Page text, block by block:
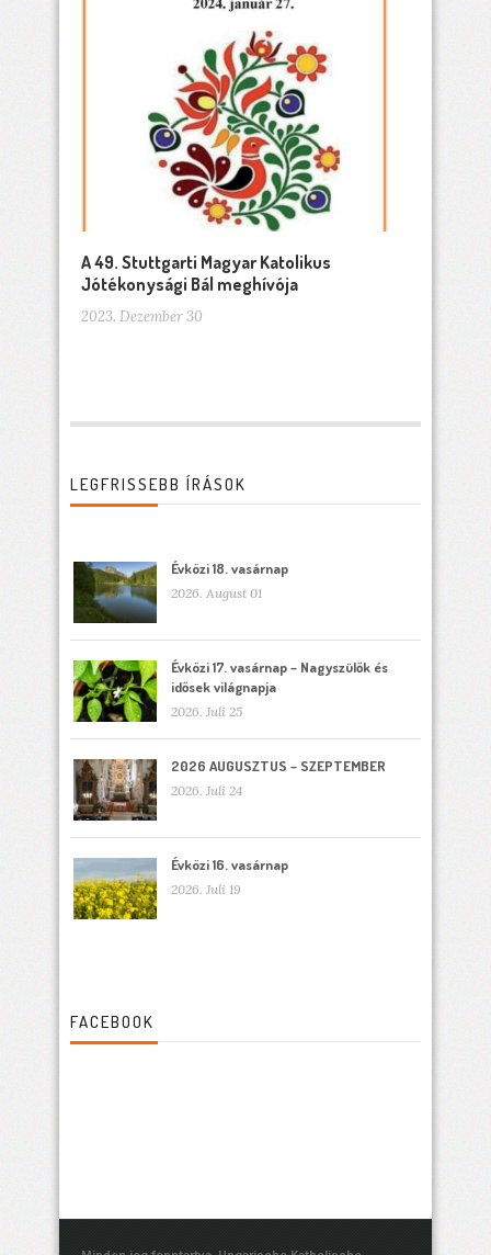
A 49. Stuttgarti Magyar Katolikus
Jótékonysági Bál meghívója
2023. Dezember 30
LEGFRISSEBB ÍRÁSOK
Évközi 18. vasárnap
2026. August 01
Évközi 17. vasárnap – Nagyszülők és
idősek világnapja
2026. Juli 25
2026 AUGUSZTUS – SZEPTEMBER
2026. Juli 24
Évközi 16. vasárnap
2026. Juli 19
FACEBOOK